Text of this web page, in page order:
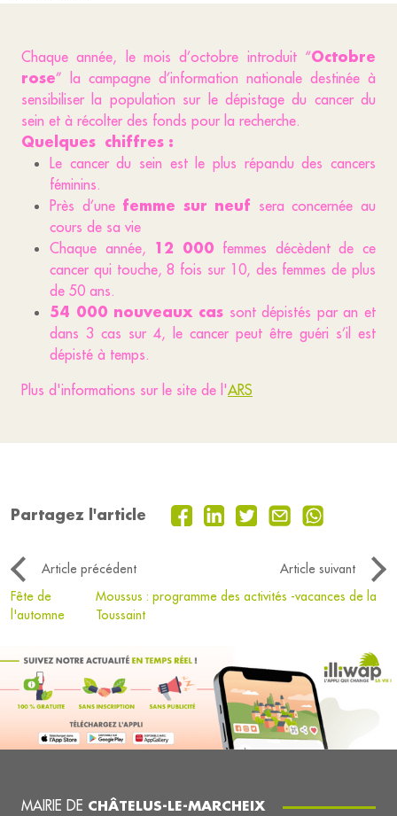
Chaque année, le mois d’octobre introduit “Octobre
rose” la campagne d’information nationale destinée à
sensibiliser la population sur le dépistage du cancer du
sein et à récolter des fonds pour la recherche.
Quelques chiffres :
Le cancer du sein est le plus répandu des cancers
féminins.
Près d’une femme sur neuf sera concernée au
cours de sa vie
Chaque année, 12 000 femmes décèdent de ce
cancer qui touche, 8 fois sur 10, des femmes de plus
de 50 ans.
54 000 nouveaux cas sont dépistés par an et
dans 3 cas sur 4, le cancer peut être guéri s’il est
dépisté à temps.
Plus d'informations sur le site de l'ARS
Partagez l'article
Article précédent
Article suivant
Fête de
l'automne
Moussus : programme des activités -vacances de la
Toussaint
MAIRIE DE CHÂTELUS-LE-MARCHEIX